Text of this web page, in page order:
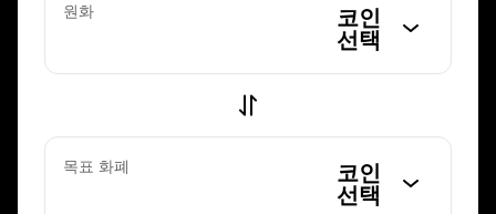
원화
코인
선택
목표 화폐
코인
선택